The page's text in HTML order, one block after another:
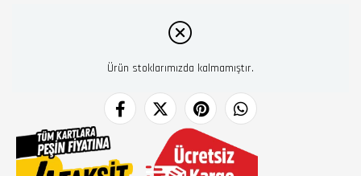
Ürün stoklarımızda kalmamıştır.